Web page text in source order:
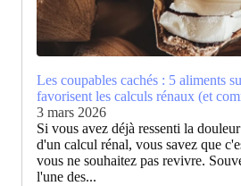
Les coupables cachés : 5 aliments
favorisent les calculs rénaux (et
3 mars 2026
Si vous avez déjà ressenti la
d'un calcul rénal, vous savez que
vous ne souhaitez pas revivre.
l'une des...